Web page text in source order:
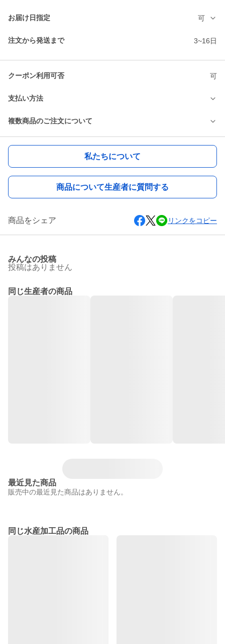
お届け日指定 可
注文から発送まで 3~16日
クーポン利用可否 可
支払い方法
複数商品のご注文について
私たちについて
商品について生産者に質問する
商品をシェア リンクをコピー
みんなの投稿
投稿はありません
同じ生産者の商品
最近見た商品
販売中の最近見た商品はありません。
同じ水産加工品の商品